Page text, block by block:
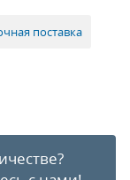
поставка